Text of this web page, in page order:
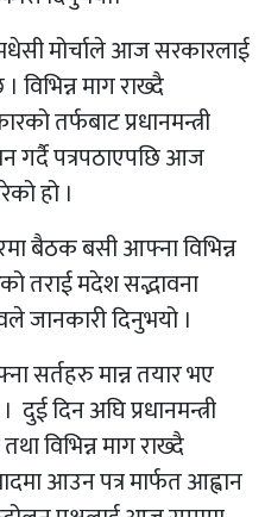
मोर्चाले आज सरकारलाई
माग राख्दै
तर्फबाट प्रधानमन्त्री
गर्दै पत्रपठाएपछि आज
हो ।
बैठक बसी आफ्ना विभिन्न
तराई मदेश सद्भावना
जानकारी दिनुभयो ।
सर्तहरु मान्न तयार भए
दुई दिन अघि प्रधानमन्त्री
विभिन्न माग राख्दै
आउन पत्र मार्फत आह्वान